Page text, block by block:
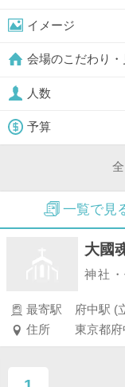
イメージ
会場のこだわり
人数
予算
全
一覧で見
大國
神社・
最寄駅
住所
東京都